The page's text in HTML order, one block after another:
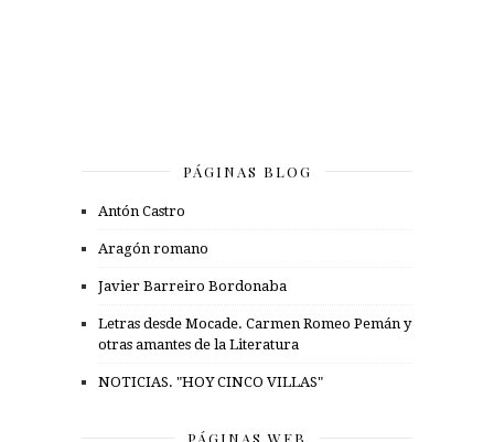
PÁGINAS BLOG
Antón Castro
Aragón romano
Javier Barreiro Bordonaba
Letras desde Mocade. Carmen Romeo Pemán y
otras amantes de la Literatura
NOTICIAS. "HOY CINCO VILLAS"
PÁGINAS WEB